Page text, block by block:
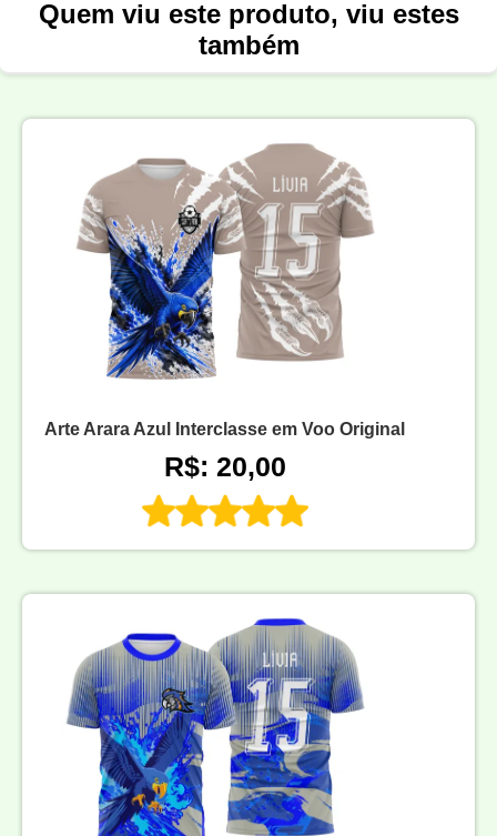
Quem viu este produto, viu estes
também
Arte Arara Azul Interclasse em Voo Original
R$: 20,00